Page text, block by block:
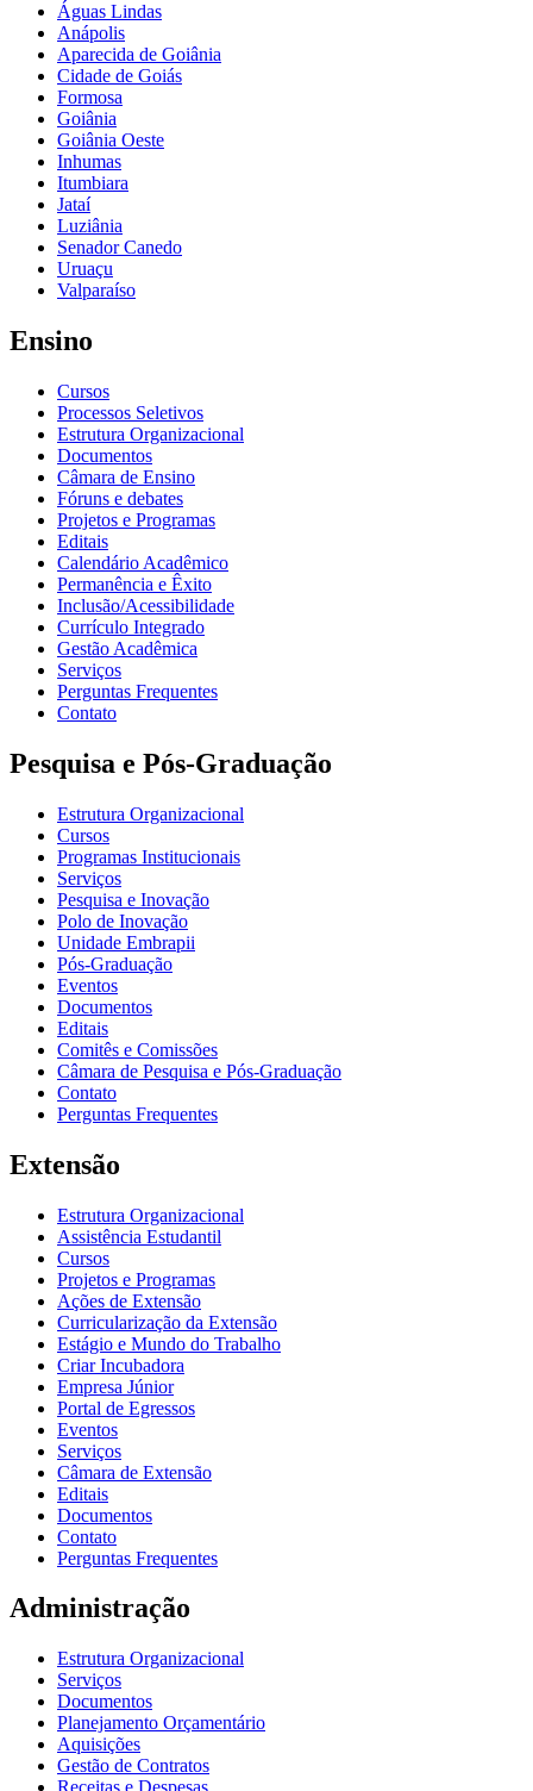
Águas Lindas
Anápolis
Aparecida de Goiânia
Cidade de Goiás
Formosa
Goiânia
Goiânia Oeste
Inhumas
Itumbiara
Jataí
Luziânia
Senador Canedo
Uruaçu
Valparaíso
Ensino
Cursos
Processos Seletivos
Estrutura Organizacional
Documentos
Câmara de Ensino
Fóruns e debates
Projetos e Programas
Editais
Calendário Acadêmico
Permanência e Êxito
Inclusão/Acessibilidade
Currículo Integrado
Gestão Acadêmica
Serviços
Perguntas Frequentes
Contato
Pesquisa e Pós-Graduação
Estrutura Organizacional
Cursos
Programas Institucionais
Serviços
Pesquisa e Inovação
Polo de Inovação
Unidade Embrapii
Pós-Graduação
Eventos
Documentos
Editais
Comitês e Comissões
Câmara de Pesquisa e Pós-Graduação
Contato
Perguntas Frequentes
Extensão
Estrutura Organizacional
Assistência Estudantil
Cursos
Projetos e Programas
Ações de Extensão
Curricularização da Extensão
Estágio e Mundo do Trabalho
Criar Incubadora
Empresa Júnior
Portal de Egressos
Eventos
Serviços
Câmara de Extensão
Editais
Documentos
Contato
Perguntas Frequentes
Administração
Estrutura Organizacional
Serviços
Documentos
Planejamento Orçamentário
Aquisições
Gestão de Contratos